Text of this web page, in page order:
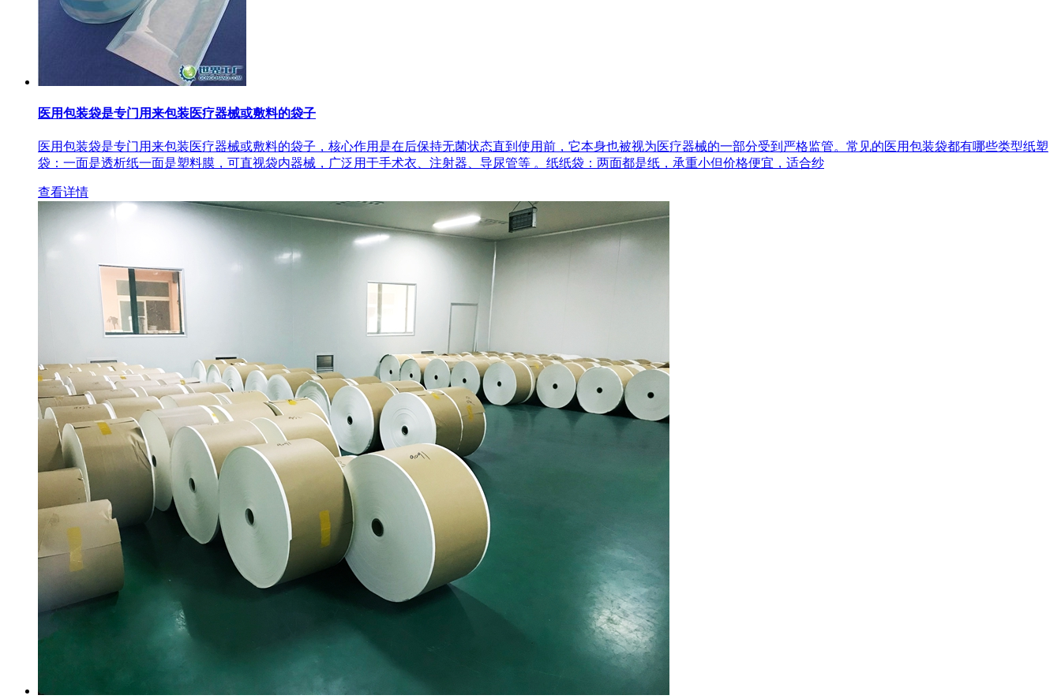
医用包装袋‌是专门用来包装医疗器械或敷料的袋子
医用包装袋‌是专门用来包装医疗器械或敷料的袋子，核心作用是在后‌保持无菌状态‌直到使用前，它本身也被视为医疗器械的一部分受到严格监管。常见的医用包装袋都有哪些类型‌纸塑
袋‌：一面是透析纸一面是塑料膜，可直视袋内器械，广泛用于手术衣、注射器、导尿管等 。‌纸纸袋‌：两面都是纸，承重小但价格便宜，适合纱
查看详情